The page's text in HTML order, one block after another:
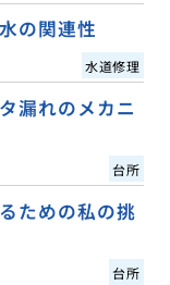
の関連性
水道修理
漏れのメカニ
台所
ための私の挑
台所